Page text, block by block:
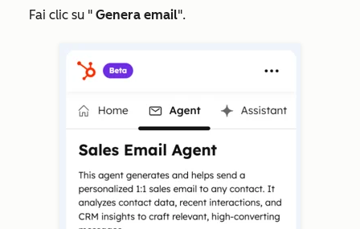
Fai clic su " Genera email".